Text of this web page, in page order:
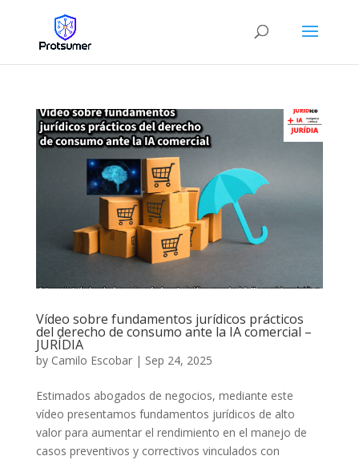
Vídeo sobre fundamentos jurídicos prácticos
del derecho de consumo ante la IA comercial –
JURÍDIA
by Camilo Escobar| Sep 24, 2025
Estimados abogados de negocios, mediante este
vídeo presentamos fundamentos jurídicos de alto
valor para aumentar el rendimiento en el manejo de
casos preventivos y correctivos vinculados con